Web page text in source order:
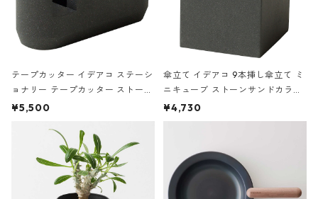
テープカッター イデアコ ステーシ
ョナリー テープカッター ストーン
サンドカラー 石調 ideaco Station
¥5,500
傘立て イデアコ 9本挿し傘立て ミ
ニキューブ ストーンサンドカラー
石調 ideaco Umbrella Stand CUB
E ストーンサンドブラック
¥4,730